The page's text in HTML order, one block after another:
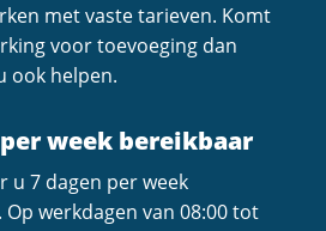
met vaste tarieven. Komt
voor toevoeging dan
ook helpen.
week bereikbaar
u 7 dagen per week
werkdagen van 08:00 tot